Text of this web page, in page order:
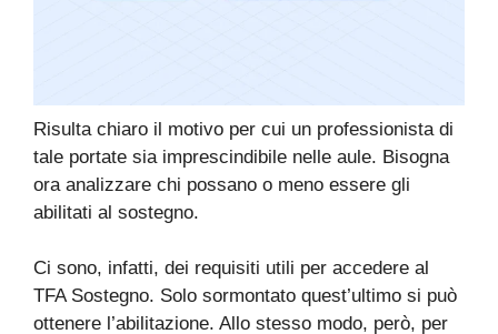
Risulta chiaro il motivo per cui un professionista di
tale portate sia imprescindibile nelle aule. Bisogna
ora analizzare chi possano o meno essere gli
abilitati al sostegno.
Ci sono, infatti, dei requisiti utili per accedere al
TFA Sostegno. Solo sormontato quest’ultimo si può
ottenere l’abilitazione. Allo stesso modo, però, per